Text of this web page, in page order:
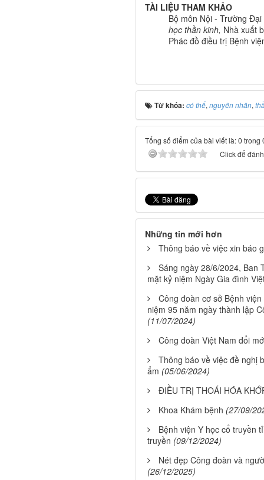
TÀI LIỆU THAM KHẢO
Bộ môn Nội - Trường
học thần kinh, Nhà xuất
Phác đồ điều trị Bệnh
Từ khóa: có thể, nguyên nhân,
Tổng số điểm của bài viết là: 0 trong
Click để
Những tin mới hơn
Thông báo về việc xin báo
Sáng ngày 28/6/2024, Ban
mặt kỷ niệm Ngày Gia đình
Công đoàn cơ sở Bệnh
niệm 95 năm ngày thành lập
(11/07/2024)
Công đoàn Việt Nam đổi
Thông báo về việc đề nghị
ẩm (05/06/2024)
ĐIỀU TRỊ THOÁI HÓA
Khoa Khám bệnh (27/09/
Bệnh viện Y học cổ truyền
truyền (09/12/2024)
Nét đẹp Công đoàn và
(26/12/2025)